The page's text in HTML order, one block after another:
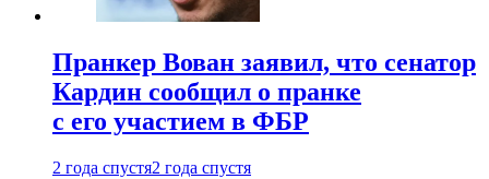
Пранкер Вован заявил, что сенатор
Кардин сообщил о пранке
с его участием в ФБР
2 года спустя2 года спустя